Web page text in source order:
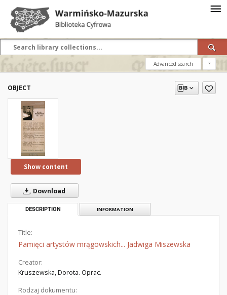
Advanced search ?
OBJECT
Show content
Download
DESCRIPTION INFORMATION
Title:
Pamięci artystów mrągowskich... Jadwiga Miszewska
Creator:
Kruszewska, Dorota. Oprac.
Rodzaj dokumentu: